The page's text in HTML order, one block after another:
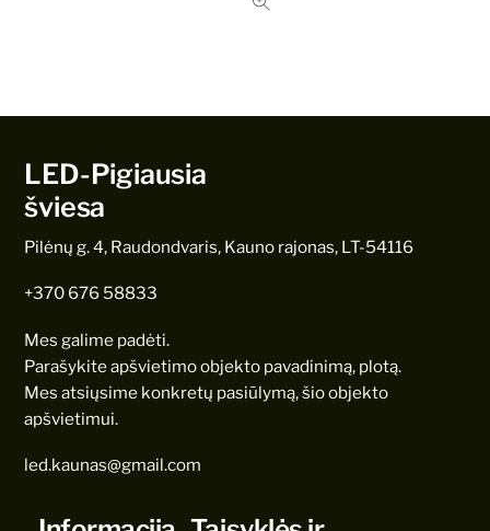
was:
LED-Pigiausia
šviesa
Pilėnų g. 4, Raudondvaris, Kauno rajonas, LT-54116
+370 676 58833
Mes galime padėti.
Parašykite apšvietimo objekto pavadinimą, plotą.
Mes atsiųsime konkretų pasiūlymą, šio objekto
apšvietimui.
led.kaunas@gmail.com